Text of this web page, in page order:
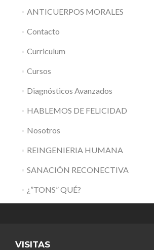
ANTICUERPOS MORALES
Contacto
Curriculum
Cursos
Diagnósticos Avanzados
HABLEMOS DE FELICIDAD
Nosotros
REINGENIERIA HUMANA
SANACIÓN RECONECTIVA
¿”TONS” QUÉ?
VISITAS